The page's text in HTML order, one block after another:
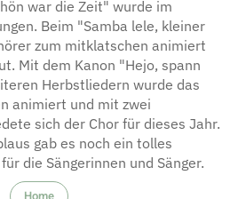
war die Zeit" wurde im
Beim "Samba lele, kleiner
zum mitklatschen animiert
Mit dem Kanon "Hejo, spann
Herbstliedern wurde das
animiert und mit zwei
sich der Chor für dieses Jahr.
gab es noch ein tolles
die Sängerinnen und Sänger.